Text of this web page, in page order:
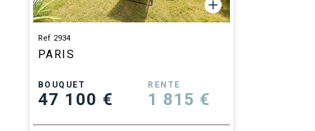
Ref 2934
PARIS
BOUQUET
47 100 €
RENTE
1 815 €